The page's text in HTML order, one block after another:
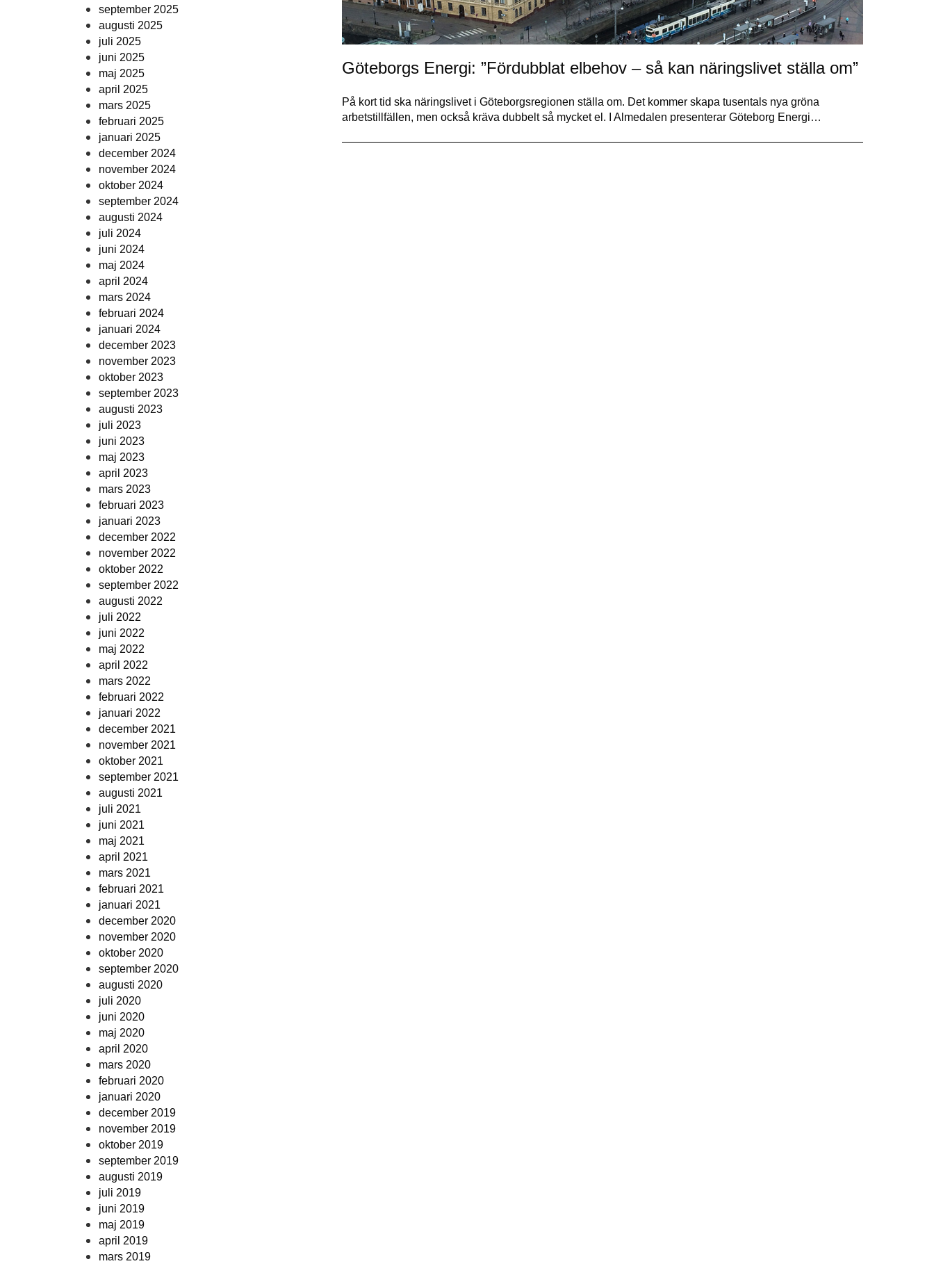
september 2025
augusti 2025
juli 2025
juni 2025
maj 2025
april 2025
mars 2025
februari 2025
januari 2025
december 2024
november 2024
oktober 2024
september 2024
augusti 2024
juli 2024
juni 2024
maj 2024
april 2024
mars 2024
februari 2024
januari 2024
december 2023
november 2023
oktober 2023
september 2023
augusti 2023
juli 2023
juni 2023
maj 2023
april 2023
mars 2023
februari 2023
januari 2023
december 2022
november 2022
oktober 2022
september 2022
augusti 2022
juli 2022
juni 2022
maj 2022
april 2022
mars 2022
februari 2022
januari 2022
december 2021
november 2021
oktober 2021
september 2021
augusti 2021
juli 2021
juni 2021
maj 2021
april 2021
mars 2021
februari 2021
januari 2021
december 2020
november 2020
oktober 2020
september 2020
augusti 2020
juli 2020
juni 2020
maj 2020
april 2020
mars 2020
februari 2020
januari 2020
december 2019
november 2019
oktober 2019
september 2019
augusti 2019
juli 2019
juni 2019
maj 2019
april 2019
mars 2019
Göteborgs Energi: ”Fördubblat elbehov – så kan näringslivet ställa om”
På kort tid ska näringslivet i Göteborgsregionen ställa om. Det kommer skapa tusentals nya gröna
arbetstillfällen, men också kräva dubbelt så mycket el. I Almedalen presenterar Göteborg Energi…